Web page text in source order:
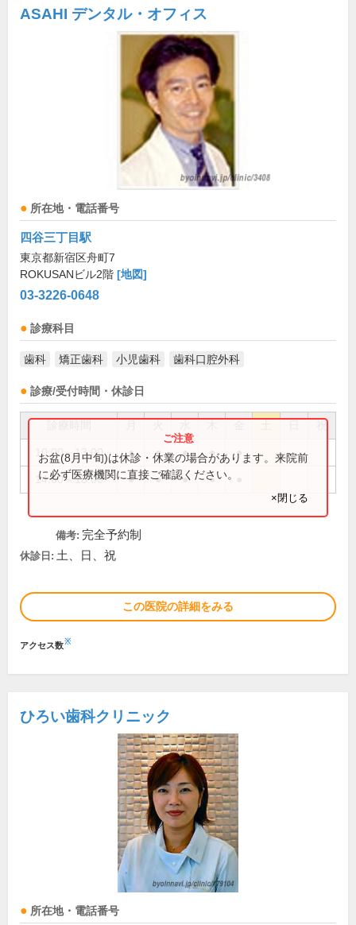
ASAHI デンタル・オフィス
所在地・電話番号
四谷三丁目駅
東京都新宿区舟町7
ROKUSANビル2階 [地図]
03-3226-0648
診療科目
歯科 矯正歯科 小児歯科 歯科口腔外科
診療/受付時間・休診日
祝
10:00～13:00 ● ● ● ● ●
14:00～18:00 ● ● ● ●
お盆(8月中旬)は休診・休業の場合があります。来院前
に必ず医療機関に直接ご確認ください。
×閉じる
備考: 完全予約制
休診日: 土、日、祝
この医院の詳細をみる
アクセス数※
ひろい歯科クリニック
所在地・電話番号